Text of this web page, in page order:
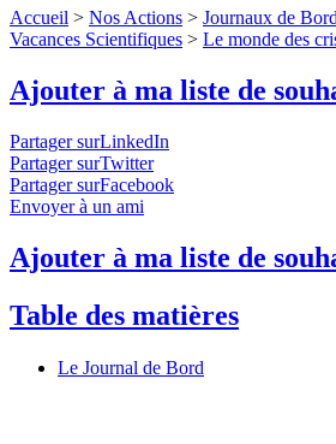
Accueil > Nos Actions > Journaux de
Vacances Scientifiques > Le monde des
Ajouter à ma liste de
Partager surLinkedIn
Partager surTwitter
Partager surFacebook
Envoyer à un ami
Ajouter à ma liste de
Table des matières
Le Journal de Bord